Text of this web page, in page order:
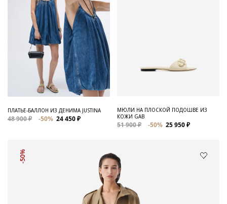
ПЛАТЬЕ-БАЛЛОН ИЗ ДЕНИМА JUSTINA
48 900 ₽ -50% 24 450 ₽
МЮЛИ НА ПЛОСКОЙ ПОДОШВЕ ИЗ
КОЖИ GAB
51 900 ₽ -50% 25 950 ₽
-50%